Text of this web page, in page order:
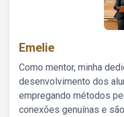
Emelie
Como mentor, minha
desenvolvimento dos
empregando métodos
conexões genuínas e